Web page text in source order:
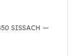
SISSACH —